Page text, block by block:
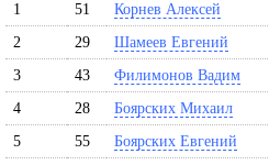
1
51 Корнев Алексей
2
29 Шамеев Евгений
3
43 Филимонов Вадим
4
28 Боярских Михаил
5
55 Боярских Евгений